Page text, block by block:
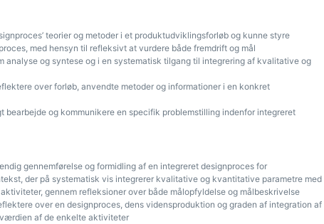
teorier og metoder i et produktudviklingsforløb og kunne styre
med hensyn til refleksivt at vurdere både fremdrift og mål
analyse og syntese og i en systematisk tilgang til integrering af kvalitative og
over forløb, anvendte metoder og informationer i en konkret
bearbejde og kommunikere en specifik problemstilling indenfor integreret
gennemførelse og formidling af en integreret designproces for
der på systematisk vis integrerer kvalitative og kvantitative parametre med
gennem refleksioner over både målopfyldelse og målbeskrivelse
over en designproces, dens vidensproduktion og graden af integration af
af de enkelte aktiviteter